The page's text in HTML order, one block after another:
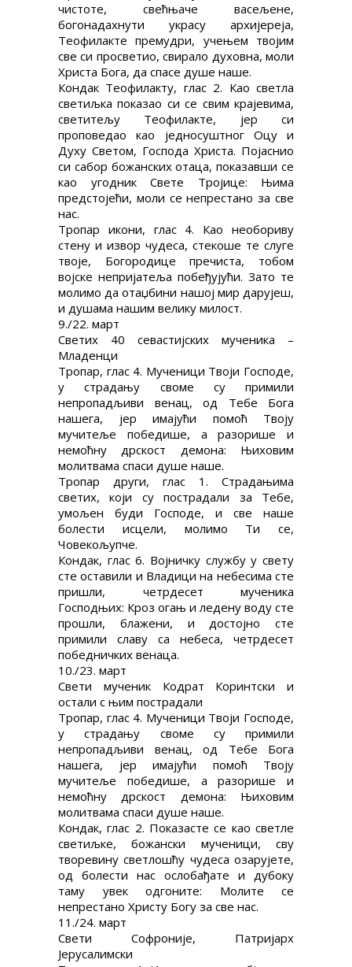
чистоте, свећњаче васељене,
богонадахнути украсу архијереја,
Теофилакте премудри, учењем твојим
све си просветио, свирало духовна, моли
Христа Бога, да спасе душе наше.
Кондак Теофилакту, глас 2. Као светла
светиљка показао си се свим крајевима,
светитељу Теофилакте, јер си
проповедао као једносуштног Оцу и
Духу Светом, Господа Христа. Појаснио
си сабор божанских отаца, показавши се
као угодник Свете Тројице: Њима
предстојећи, моли се непрестано за све
нас.
Тропар икони, глас 4. Као необориву
стену и извор чудеса, стекоше те слуге
твоје, Богородице пречиста, тобом
војске непријатеља побеђујући. Зато те
молимо да отаџбини нашој мир дарујеш,
и душама нашим велику милост.
9./22. март
Светих 40 севастијских мученика –
Младенци
Тропар, глас 4. Мученици Твоји Господе,
у страдању своме су примили
непропадљиви венац, од Тебе Бога
нашега, јер имајући помоћ Твоју
мучитеље победише, а разорише и
немоћну дрскост демона: Њиховим
молитвама спаси душе наше.
Тропар други, глас 1. Страдањима
светих, који су пострадали за Тебе,
умољен буди Господе, и све наше
болести исцели, молимо Ти се,
Човекољупче.
Кондак, глас 6. Војничку службу у свету
сте оставили и Владици на небесима сте
пришли, четрдесет мученика
Господњих: Кроз огањ и ледену воду сте
прошли, блажени, и достојно сте
примили славу са небеса, четрдесет
победничких венаца.
10./23. март
Свети мученик Кодрат Коринтски и
остали с њим пострадали
Тропар, глас 4. Мученици Твоји Господе,
у страдању своме су примили
непропадљиви венац, од Тебе Бога
нашега, јер имајући помоћ Твоју
мучитеље победише, а разорише и
немоћну дрскост демона: Њиховим
молитвама спаси душе наше.
Кондак, глас 2. Показасте се као светле
светиљке, божански мученици, сву
творевину светлошћу чудеса озарујете,
од болести нас ослобађате и дубоку
таму увек одгоните: Молите се
непрестано Христу Богу за све нас.
11./24. март
Свети Софроније, Патријарх
Јерусалимски